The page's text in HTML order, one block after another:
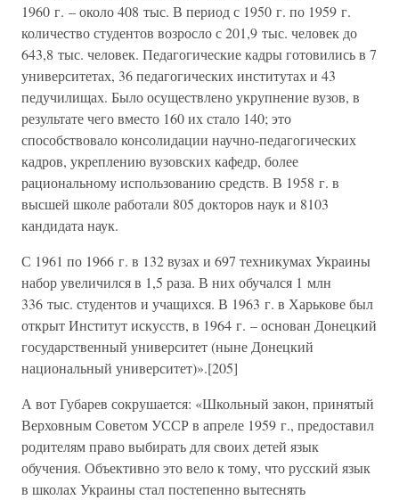
1960 г. – около 408 тыс. В период с 1950 г. по 1959 г.
количество студентов возросло с 201,9 тыс. человек до
643,8 тыс. человек. Педагогические кадры готовились в 7
университетах, 36 педагогических институтах и 43
педучилищах. Было осуществлено укрупнение вузов, в
результате чего вместо 160 их стало 140; это
способствовало консолидации научно-педагогических
кадров, укреплению вузовских кафедр, более
рациональному использованию средств. В 1958 г. в
высшей школе работали 805 докторов наук и 8103
кандидата наук.
С 1961 по 1966 г. в 132 вузах и 697 техникумах Украины
набор увеличился в 1,5 раза. В них обучался 1 млн
336 тыс. студентов и учащихся. В 1963 г. в Харькове был
открыт Институт искусств, в 1964 г. – основан Донецкий
государственный университет (ныне Донецкий
национальный университет)».[205]
А вот Губарев сокрушается: «Школьный закон, принятый
Верховным Советом УССР в апреле 1959 г., предоставил
родителям право выбирать для своих детей язык
обучения. Объективно это вело к тому, что русский язык
в школах Украины стал постепенно вытеснять